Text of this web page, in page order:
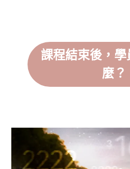
課程結束後，
麼？